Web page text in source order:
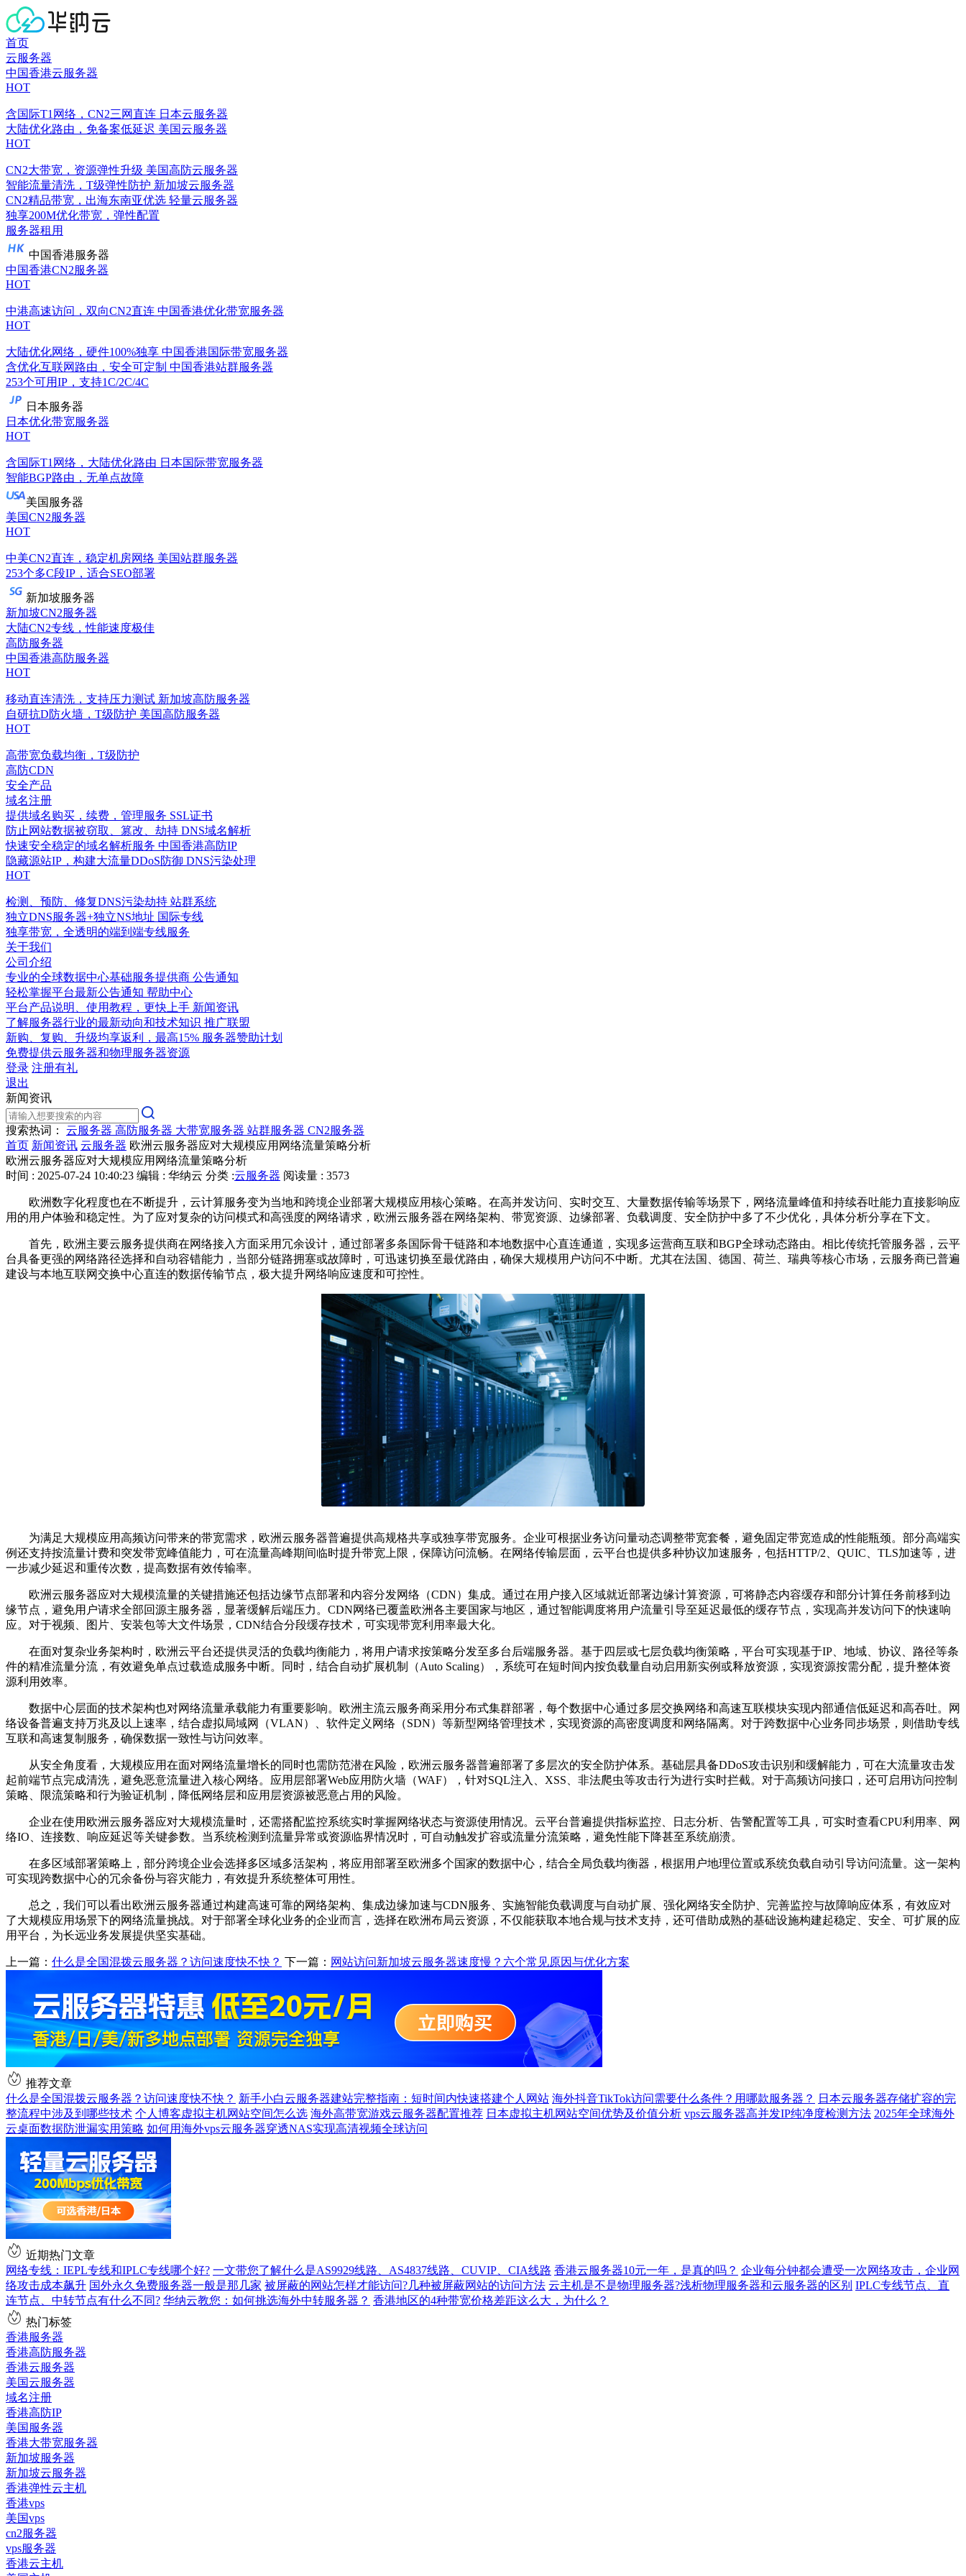
首页
云服务器
中国香港云服务器
HOT
含国际T1网络，CN2三网直连 日本云服务器
大陆优化路由，免备案低延迟 美国云服务器
HOT
CN2大带宽，资源弹性升级 美国高防云服务器
智能流量清洗，T级弹性防护 新加坡云服务器
CN2精品带宽，出海东南亚优选 轻量云服务器
独享200M优化带宽，弹性配置
服务器租用
中国香港服务器
中国香港CN2服务器
HOT
中港高速访问，双向CN2直连 中国香港优化带宽服务器
HOT
大陆优化网络，硬件100%独享 中国香港国际带宽服务器
含优化互联网路由，安全可定制 中国香港站群服务器
253个可用IP，支持1C/2C/4C
日本服务器
日本优化带宽服务器
HOT
含国际T1网络，大陆优化路由 日本国际带宽服务器
智能BGP路由，无单点故障
美国服务器
美国CN2服务器
HOT
中美CN2直连，稳定机房网络 美国站群服务器
253个多C段IP，适合SEO部署
新加坡服务器
新加坡CN2服务器
大陆CN2专线，性能速度极佳
高防服务器
中国香港高防服务器
HOT
移动直连清洗，支持压力测试 新加坡高防服务器
自研抗D防火墙，T级防护 美国高防服务器
HOT
高带宽负载均衡，T级防护
高防CDN
安全产品
域名注册
提供域名购买，续费，管理服务 SSL证书
防止网站数据被窃取、篡改、劫持 DNS域名解析
快速安全稳定的域名解析服务 中国香港高防IP
隐藏源站IP，构建大流量DDoS防御 DNS污染处理
HOT
检测、预防、修复DNS污染劫持 站群系统
独立DNS服务器+独立NS地址 国际专线
独享带宽，全透明的端到端专线服务
关于我们
公司介绍
专业的全球数据中心基础服务提供商 公告通知
轻松掌握平台最新公告通知 帮助中心
平台产品说明、使用教程，更快上手 新闻资讯
了解服务器行业的最新动向和技术知识 推广联盟
新购、复购、升级均享返利，最高15% 服务器赞助计划
免费提供云服务器和物理服务器资源
登录 注册有礼
退出
新闻资讯
搜索热词： 云服务器 高防服务器 大带宽服务器 站群服务器 CN2服务器
首页 新闻资讯 云服务器 欧洲云服务器应对大规模应用网络流量策略分析
欧洲云服务器应对大规模应用网络流量策略分析
时间 : 2025-07-24 10:40:23 编辑 : 华纳云 分类 :云服务器 阅读量 : 3573
欧洲数字化程度也在不断提升，云计算服务变为当地和跨境企业部署大规模应用核心策略。在高并发访问、实时交互、大量数据传输等场景下，网络流量峰值和持续吞吐能力直接影响应
用的用户体验和稳定性。为了应对复杂的访问模式和高强度的网络请求，欧洲云服务器在网络架构、带宽资源、边缘部署、负载调度、安全防护中多了不少优化，具体分析分享在下文。
首先，欧洲主要云服务提供商在网络接入方面采用冗余设计，通过部署多条国际骨干链路和本地数据中心直连通道，实现多运营商互联和BGP全球动态路由。相比传统托管服务器，云平
台具备更强的网络路径选择和自动容错能力，当部分链路拥塞或故障时，可迅速切换至最优路由，确保大规模用户访问不中断。尤其在法国、德国、荷兰、瑞典等核心市场，云服务商已普遍
建设与本地互联网交换中心直连的数据传输节点，极大提升网络响应速度和可控性。
为满足大规模应用高频访问带来的带宽需求，欧洲云服务器普遍提供高规格共享或独享带宽服务。企业可根据业务访问量动态调整带宽套餐，避免固定带宽造成的性能瓶颈。部分高端实
例还支持按流量计费和突发带宽峰值能力，可在流量高峰期间临时提升带宽上限，保障访问流畅。在网络传输层面，云平台也提供多种协议加速服务，包括HTTP/2、 QUIC、 TLS加速等，进
一步减少延迟和重传次数，提高数据有效传输率。
欧洲云服务器应对大规模流量的关键措施还包括边缘节点部署和内容分发网络（CDN）集成。通过在用户接入区域就近部署边缘计算资源，可将静态内容缓存和部分计算任务前移到边
缘节点，避免用户请求全部回源主服务器，显著缓解后端压力。 CDN网络已覆盖欧洲各主要国家与地区，通过智能调度将用户流量引导至延迟最低的缓存节点，实现高并发访问下的快速响
应。对于视频、图片、安装包等大文件场景， CDN结合分段缓存技术，可实现带宽利用率最大化。
在面对复杂业务架构时，欧洲云平台还提供灵活的负载均衡能力，将用户请求按策略分发至多台后端服务器。基于四层或七层负载均衡策略，平台可实现基于IP、地域、协议、路径等条
件的精准流量分流，有效避免单点过载造成服务中断。同时，结合自动扩展机制（Auto Scaling），系统可在短时间内按负载量自动启用新实例或释放资源，实现资源按需分配，提升整体资
源利用效率。
数据中心层面的技术架构也对网络流量承载能力有重要影响。欧洲主流云服务商采用分布式集群部署，每个数据中心通过多层交换网络和高速互联模块实现内部通信低延迟和高吞吐。网
络设备普遍支持万兆及以上速率，结合虚拟局域网（VLAN）、软件定义网络（SDN）等新型网络管理技术，实现资源的高密度调度和网络隔离。对于跨数据中心业务同步场景，则借助专线
互联和高速复制服务，确保数据一致性与访问效率。
从安全角度看，大规模应用在面对网络流量增长的同时也需防范潜在风险，欧洲云服务器普遍部署了多层次的安全防护体系。基础层具备DDoS攻击识别和缓解能力，可在大流量攻击发
起前端节点完成清洗，避免恶意流量进入核心网络。应用层部署Web应用防火墙（WAF），针对SQL注入、 XSS、非法爬虫等攻击行为进行实时拦截。对于高频访问接口，还可启用访问控制
策略、限流策略和行为验证机制，降低网络层和应用层资源被恶意占用的风险。
企业在使用欧洲云服务器应对大规模流量时，还需搭配监控系统实时掌握网络状态与资源使用情况。云平台普遍提供指标监控、日志分析、告警配置等工具，可实时查看CPU利用率、网
络IO、连接数、响应延迟等关键参数。当系统检测到流量异常或资源临界情况时，可自动触发扩容或流量分流策略，避免性能下降甚至系统崩溃。
在多区域部署策略上，部分跨境企业会选择多区域多活架构，将应用部署至欧洲多个国家的数据中心，结合全局负载均衡器，根据用户地理位置或系统负载自动引导访问流量。这一架构
可实现跨数据中心的冗余备份与容灾能力，有效提升系统整体可用性。
总之，我们可以看出欧洲云服务器通过构建高速可靠的网络架构、集成边缘加速与CDN服务、实施智能负载调度与自动扩展、强化网络安全防护、完善监控与故障响应体系，有效应对
了大规模应用场景下的网络流量挑战。对于部署全球化业务的企业而言，选择在欧洲布局云资源，不仅能获取本地合规与技术支持，还可借助成熟的基础设施构建起稳定、安全、可扩展的应
用平台，为长远业务发展提供坚实基础。
上一篇： 什么是全国混拨云服务器？访问速度快不快？ 下一篇： 网站访问新加坡云服务器速度慢？六个常见原因与优化方案
推荐文章
什么是全国混拨云服务器？访问速度快不快？ 新手小白云服务器建站完整指南：短时间内快速搭建个人网站 海外抖音TikTok访问需要什么条件？用哪款服务器？
日本云服务器存储扩容的完
整流程中涉及到哪些技术 个人博客虚拟主机网站空间怎么选 海外高带宽游戏云服务器配置推荐 日本虚拟主机网站空间优势及价值分析 vps云服务器高并发IP纯净度检测方法 2025年全球海外
云桌面数据防泄漏实用策略 如何用海外vps云服务器穿透NAS实现高清视频全球访问
近期热门文章
网络专线：IEPL专线和IPLC专线哪个好? 一文带您了解什么是AS9929线路、AS4837线路、CUVIP、CIA线路 香港云服务器10元一年，是真的吗？ 企业每分钟都会遭受一次网络攻击，企业网
络攻击成本飙升 国外永久免费服务器一般是那几家 被屏蔽的网站怎样才能访问?几种被屏蔽网站的访问方法 云主机是不是物理服务器?浅析物理服务器和云服务器的区别 IPLC专线节点、直
连节点、中转节点有什么不同? 华纳云教您：如何挑选海外中转服务器？ 香港地区的4种带宽价格差距这么大，为什么？
热门标签
香港服务器
香港高防服务器
香港云服务器
美国云服务器
域名注册
香港高防IP
美国服务器
香港大带宽服务器
新加坡服务器
新加坡云服务器
香港弹性云主机
香港vps
美国vps
cn2服务器
vps服务器
香港云主机